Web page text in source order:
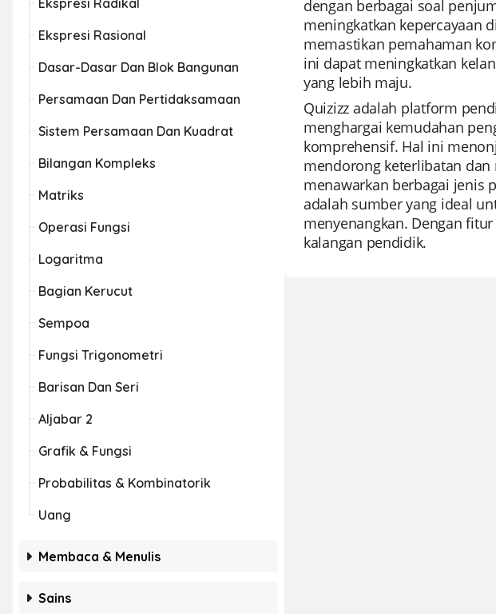
Ekspresi Radikal
Ekspresi Rasional
Dasar-Dasar Dan Blok Bangunan
Persamaan Dan Pertidaksamaan
Sistem Persamaan Dan Kuadrat
Bilangan Kompleks
Matriks
Operasi Fungsi
Logaritma
Bagian Kerucut
Sempoa
Fungsi Trigonometri
Barisan Dan Seri
Aljabar 2
Grafik & Fungsi
Probabilitas & Kombinatorik
Uang
Membaca & Menulis
Sains
dengan berbagai soal
meningkatkan kepercayaan
memastikan pemahaman
ini dapat meningkatkan
yang lebih maju.
Quizizz adalah platform
menghargai kemudahan
komprehensif. Hal ini
mendorong keterlibatan dan
menawarkan berbagai jenis
adalah sumber yang ideal
menyenangkan. Dengan
kalangan pendidik.